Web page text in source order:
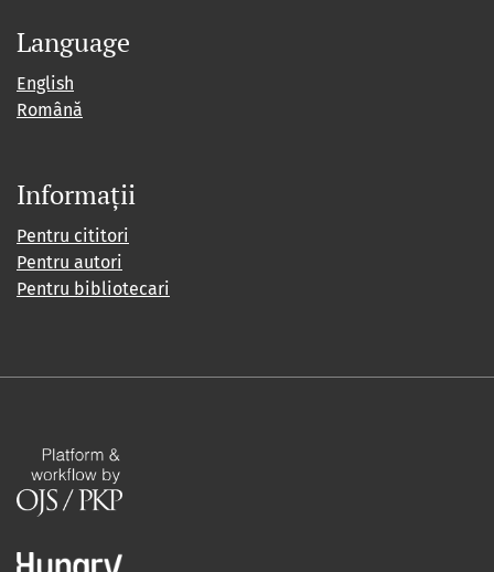
Language
English
Română
Informații
Pentru cititori
Pentru autori
Pentru bibliotecari